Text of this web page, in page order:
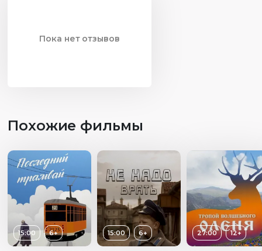
Пока нет отзывов
Похожие фильмы
15:00 6+ 15:00 6+ 27:00 12+